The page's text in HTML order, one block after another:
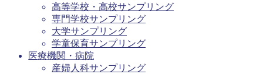
高等学校・高校サンプリング
専門学校サンプリング
大学サンプリング
学童保育サンプリング
医療機関・病院
産婦人科サンプリング